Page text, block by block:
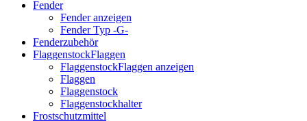
Fender
Fender anzeigen
Fender Typ -G-
Fenderzubehör
FlaggenstockFlaggen
FlaggenstockFlaggen anzeigen
Flaggen
Flaggenstock
Flaggenstockhalter
Frostschutzmittel